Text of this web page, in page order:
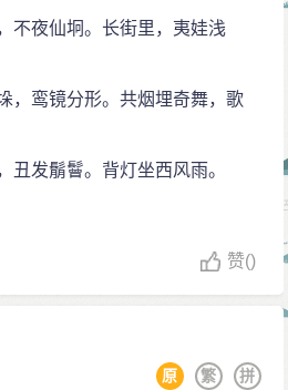
不夜仙坰。长街里，夷娃浅
，鸾镜分形。共烟埋奇舞，歌
丑发鬅鬙。背灯坐西风雨。
赞()
拼
繁
原